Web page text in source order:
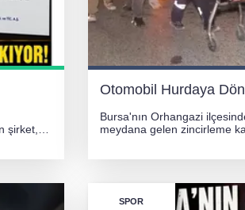
şirket,
Otomobil Hurdaya
Bursa'nın Orhangazi
meydana gelen zincirleme
SPOR